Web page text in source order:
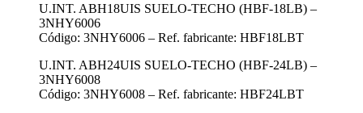
U.INT. ABH18UIS SUELO-TECHO (HBF-18LB) –
3NHY6006
Código: 3NHY6006 – Ref. fabricante: HBF18LBT
U.INT. ABH24UIS SUELO-TECHO (HBF-24LB) –
3NHY6008
Código: 3NHY6008 – Ref. fabricante: HBF24LBT